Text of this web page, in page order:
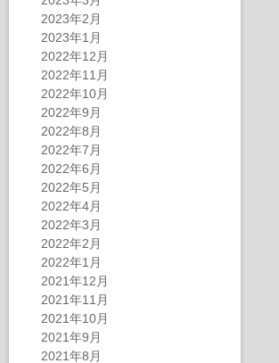
2023年2月
2023年1月
2022年12月
2022年11月
2022年10月
2022年9月
2022年8月
2022年7月
2022年6月
2022年5月
2022年4月
2022年3月
2022年2月
2022年1月
2021年12月
2021年11月
2021年10月
2021年9月
2021年8月